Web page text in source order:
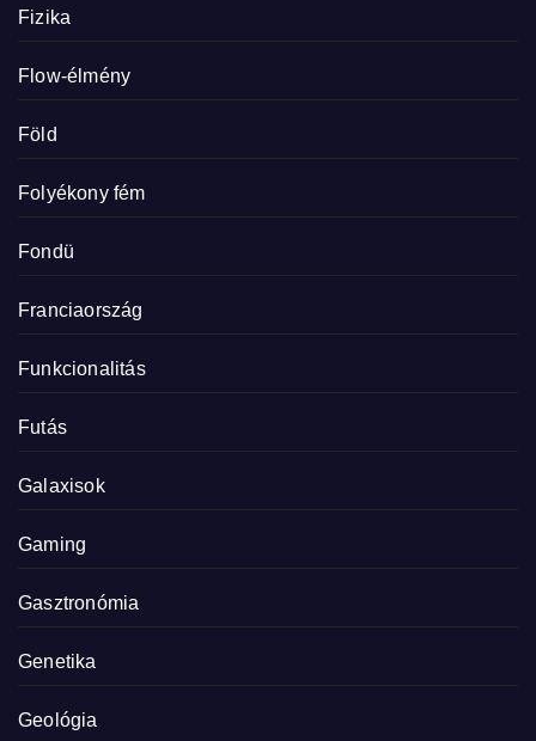
Fizika
Flow-élmény
Föld
Folyékony fém
Fondü
Franciaország
Funkcionalitás
Futás
Galaxisok
Gaming
Gasztronómia
Genetika
Geológia